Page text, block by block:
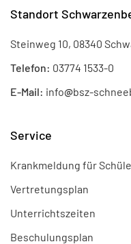
Standort
Steinweg 10, 08340
Telefon: 03774 1533-0
E-Mail: info@bsz-
Service
Krankmeldung für
Vertretungsplan
Unterrichtszeiten
Beschulungsplan